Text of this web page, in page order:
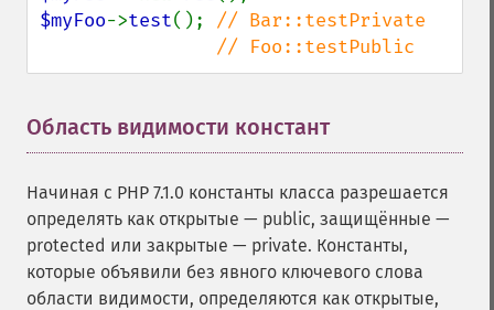
$myFoo->test(); // Bar::testPrivate
                // Foo::testPublic
Область видимости констант¶
Начиная с PHP 7.1.0 константы класса разрешается
определять как открытые — public, защищённые —
protected или закрытые — private. Константы,
которые объявили без явного ключевого слова
области видимости, определяются как открытые,